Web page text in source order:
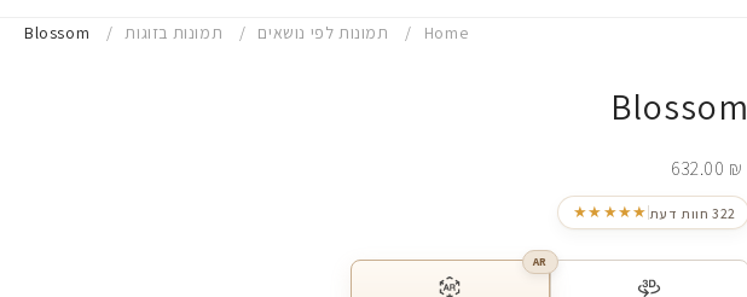
Home תמונות לפי נושאים תמונות בזוגות Blossom
Blossom
632.00 ₪
★★★★★ 322 חוות דעת
AR